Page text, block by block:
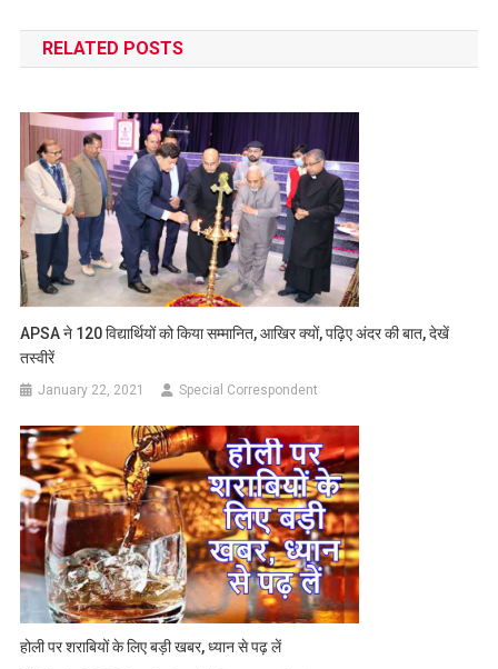
navigation
RELATED POSTS
APSA ने 120 विद्यार्थियों को किया सम्मानित, आखिर क्यों, पढ़िए अंदर की बात, देखें
तस्वीरें
January 22, 2021 Special Correspondent
होली पर शराबियों के लिए बड़ी खबर, ध्यान से पढ़ लें